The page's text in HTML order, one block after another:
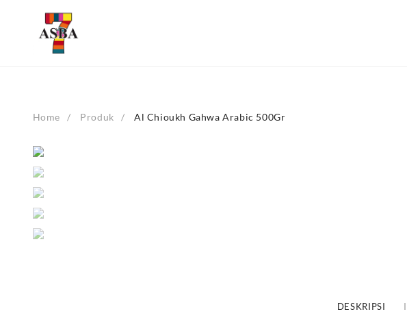
Home Produk Al Chioukh Gahwa Arabic 500Gr
DESKRIPSI